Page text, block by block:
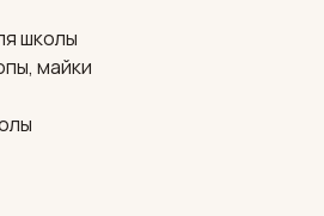
школы
майки